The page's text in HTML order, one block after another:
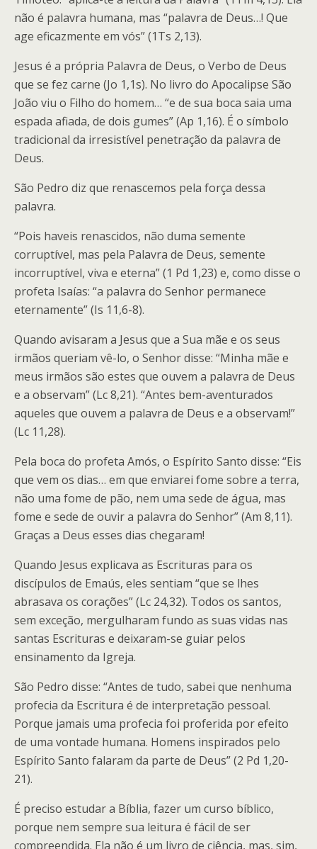
não é palavra humana, mas “palavra de Deus…! Que
age eficazmente em vós” (1Ts 2,13).
Jesus é a própria Palavra de Deus, o Verbo de Deus
que se fez carne (Jo 1,1s). No livro do Apocalipse São
João viu o Filho do homem… “e de sua boca saia uma
espada afiada, de dois gumes” (Ap 1,16). É o símbolo
tradicional da irresistível penetração da palavra de
Deus.
São Pedro diz que renascemos pela força dessa
palavra.
“Pois haveis renascidos, não duma semente
corruptível, mas pela Palavra de Deus, semente
incorruptível, viva e eterna” (1 Pd 1,23) e, como disse o
profeta Isaías: “a palavra do Senhor permanece
eternamente” (Is 11,6-8).
Quando avisaram a Jesus que a Sua mãe e os seus
irmãos queriam vê-lo, o Senhor disse: “Minha mãe e
meus irmãos são estes que ouvem a palavra de Deus
e a observam” (Lc 8,21). “Antes bem-aventurados
aqueles que ouvem a palavra de Deus e a observam!”
(Lc 11,28).
Pela boca do profeta Amós, o Espírito Santo disse: “Eis
que vem os dias… em que enviarei fome sobre a terra,
não uma fome de pão, nem uma sede de água, mas
fome e sede de ouvir a palavra do Senhor” (Am 8,11).
Graças a Deus esses dias chegaram!
Quando Jesus explicava as Escrituras para os
discípulos de Emaús, eles sentiam “que se lhes
abrasava os corações” (Lc 24,32). Todos os santos,
sem exceção, mergulharam fundo as suas vidas nas
santas Escrituras e deixaram-se guiar pelos
ensinamento da Igreja.
São Pedro disse: “Antes de tudo, sabei que nenhuma
profecia da Escritura é de interpretação pessoal.
Porque jamais uma profecia foi proferida por efeito
de uma vontade humana. Homens inspirados pelo
Espírito Santo falaram da parte de Deus” (2 Pd 1,20-
21).
É preciso estudar a Bíblia, fazer um curso bíblico,
porque nem sempre sua leitura é fácil de ser
compreendida. Ela não é um livro de ciência, mas, sim,